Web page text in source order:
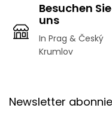
Besuchen Sie
uns
In Prag & Český
Krumlov
Newsletter